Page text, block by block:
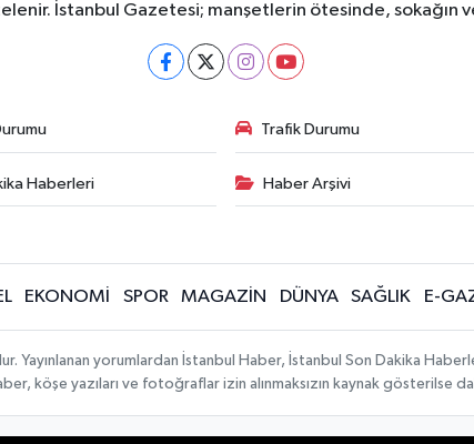
İstanbul Gazetesi; manşetlerin ötesinde, sokağın
Trafik Durumu
Haberleri Haber Arşivi
EKONOMİ SPOR MAGAZİN DÜNYA SAĞLIK E-
Yayınlanan yorumlardan İstanbul Haber, İstanbul Son Dakika
köşe yazıları ve fotoğraflar izin alınmaksızın kaynak gösterilse